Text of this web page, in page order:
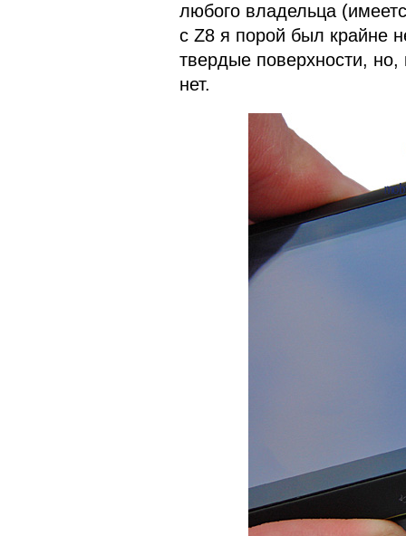
любого владельца
с Z8 я порой был крайне
твердые поверхности,
нет.